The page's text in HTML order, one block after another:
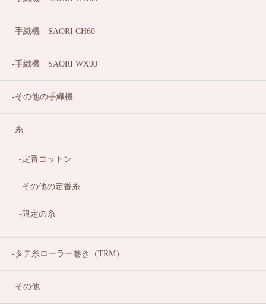
手織機 SAORI CH60
手織機 SAORI WX90
その他の手織機
糸
定番コットン
その他の定番糸
限定の糸
タテ糸ローラー巻き（TRM）
その他